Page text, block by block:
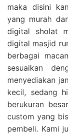
maka disini
yang murah
digital sholat
digital masjid
berbagai
sesuaikan
menyediakan
kecil, sedang
berukuran
custom yang
pembeli. Kami